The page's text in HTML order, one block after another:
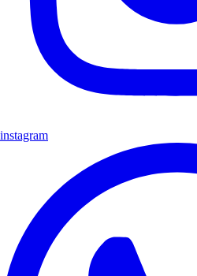
instagram